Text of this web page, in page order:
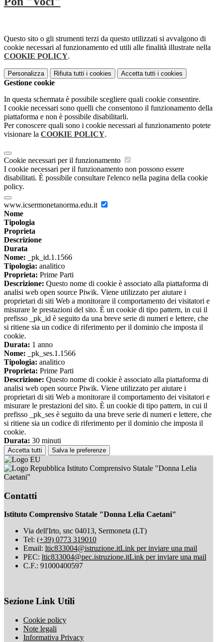
Questo sito o gli strumenti terzi da questo utilizzati si avvalgono di
cookie necessari al funzionamento ed utili alle finalità illustrate nella
COOKIE POLICY.
Personalizza Rifiuta tutti i cookies Accetta tutti i cookies
Gestione cookie
In questa schermata è possibile scegliere quali cookie consentire.
I cookie necessari sono quelli che consentono il funzionamento della
piattaforma e non è possibile disabilitarli.
Per conoscere quali sono i cookie necessari al funzionamento potete
visionare la COOKIE POLICY.
Cookie necessari per il funzionamento
I cookie necessari per il funzionamento non possono essere
disabilitati. È possibile consultare l'elenco nella pagina della cookie
policy.
www.icsermonetanorma.edu.it
Nome
Tipologia
Proprieta
Descrizione
Durata
Nome: _pk_id.1.1566
Tipologia: analitico
Proprieta: Prime Parti
Descrizione: Questo nome di cookie è associato alla piattaforma di
analisi web open source Piwik. Viene utilizzato per aiutare i
proprietari di siti Web a monitorare il comportamento dei visitatori e
misurare le prestazioni del sito. È un cookie di tipo pattern, in cui il
prefisso _pk_id è seguito da una breve serie di numeri e lettere, che
si ritiene sia un codice di riferimento per il dominio che imposta il
cookie.
Durata: 1 anno
Nome: _pk_ses.1.1566
Tipologia: analitico
Proprieta: Prime Parti
Descrizione: Questo nome di cookie è associato alla piattaforma di
analisi web open source Piwik. Viene utilizzato per aiutare i
proprietari di siti Web a monitorare il comportamento dei visitatori e
misurare le prestazioni del sito. È un cookie di tipo pattern, in cui il
prefisso _pk_ses è seguito da una breve serie di numeri e lettere, che
si ritiene sia un codice di riferimento per il dominio che imposta il
cookie.
Durata: 30 minuti
Accetta tutti Salva le preferenze
Istituto Comprensivo Statale "Donna Lelia
Caetani"
Contatti
Istituto Comprensivo Statale "Donna Lelia Caetani"
Via dell'Irto, snc 04013, Sermoneta (LT)
Tel: (+39) 0773 319010
Email: ltic833004@istruzione.itLink per inviare una mail
PEC: ltic833004@pec.istruzione.itLink per inviare una mail
C.F.: 91000400597
Sezione Link Utili
Cookie policy
Note legali
Informativa Privacy